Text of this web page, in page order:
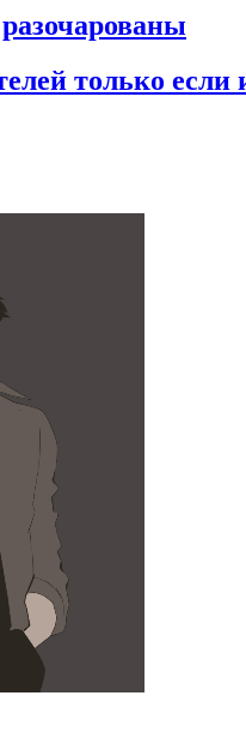
только если